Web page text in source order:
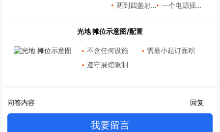
两到四盏射灯 一个电源插座
光地 摊位示意图/配置
不含任何设施
需最小起订面积
遵守展馆限制
问答内容 回复
我要留言